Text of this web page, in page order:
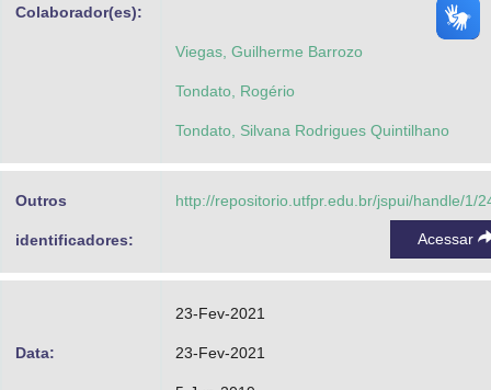
Colaborador(es):
Viegas, Guilherme Barrozo
Tondato, Rogério
Tondato, Silvana Rodrigues Quintilhano
Outros
identificadores:
http://repositorio.utfpr.edu.br/jspui/handle/1/
Acessar
Data:
23-Fev-2021
23-Fev-2021